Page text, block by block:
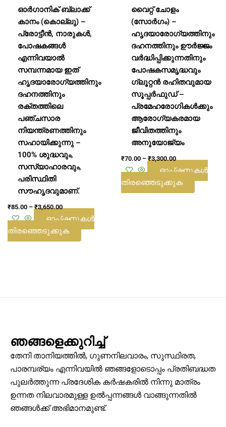
ഓർഗാനിക് ബ്ലാക്ക്
കാനം (കൊല്ലു) –
പ്രോട്ടീൻ, നാരുകൾ,
പോഷകങ്ങൾ
എന്നിവയാൽ
സമ്പന്നമായ ഇത്
ഹൃദയാരോഗ്യത്തിനും
ദഹനത്തിനും
രക്തത്തിലെ
പഞ്ചസാര
നിയന്ത്രണത്തിനും
സഹായിക്കുന്നു –
100% ശുദ്ധവും,
സസ്യാഹാരവും,
പരിസ്ഥിതി
സൗഹൃദവുമാണ്.
₹85.00 – ₹3,650.00
ഓപ്ഷനുകൾ
തിരഞ്ഞെടുക്കുക
വൈറ്റ് ചോളം
(സോർഗം) –
ഹൃദയാരോഗ്യത്തിനും
ദഹനത്തിനും ഊർജ്ജം
വർദ്ധിപ്പിക്കുന്നതിനും
പോഷകസമൃദ്ധവും
ഗ്ലൂറ്റൻ രഹിതവുമായ
സൂപ്പർഫുഡ് –
പ്രമേഹരോഗികൾക്കും
ആരോഗ്യകരമായ
ജീവിതത്തിനും
അനുയോജ്യം
₹70.00 – ₹3,300.00
ഓപ്ഷനുകൾ
തിരഞ്ഞെടുക്കുക
ഞങ്ങളെക്കുറിച്ച്
തേനി താനിയത്തിൽ, ഗുണനിലവാരം, സുസ്ഥിരത,
പാരമ്പര്യം എന്നിവയിൽ ഞങ്ങളോടൊപ്പം പ്രതിബദ്ധത
പുലർത്തുന്ന പ്രദേശിക കർഷകരിൽ നിന്നു മാത്രം
ഉന്നത നിലവാരമുള്ള ഉൽപ്പന്നങ്ങൾ വാങ്ങുന്നതിൽ
ഞങ്ങൾക്ക് അഭിമാനമുണ്ട്.